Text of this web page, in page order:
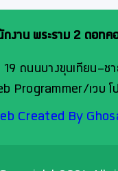
กงาน พระราม 2 ดอท
ถนนบางขุนเทียน-ช
Programmer/เวบ โ
Created By